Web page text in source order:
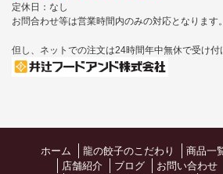
定休日：なし
お問合わせ等は営業時間内のみの対応となります。
但し、ネットでの注文は24時間年中無休で受け付
ホーム 龍の餃子のこだわり 商品一
店舗紹介
ブログ お問い合わせ